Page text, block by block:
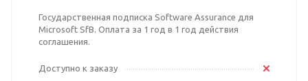
Государственная подписка Software Assurance для
Microsoft SfB. Оплата за 1 год в 1 год действия
соглашения.
Доступно к заказу